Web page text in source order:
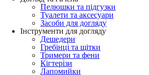
Пелюшки та підгузки
Туалети та аксесуари
Засоби для догляду
Інструменти для догляду
Дешедери
Гребінці та щітки
Тримери та фени
Кігтерізи
Лапомийки